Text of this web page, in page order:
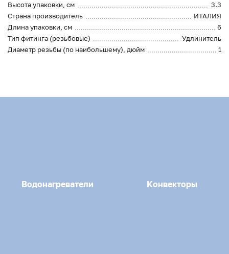
Высота упаковки, см
3.3
Страна производитель
ИТАЛИЯ
Длина упаковки, см
6
Тип фитинга (резьбовые)
Удлинитель
Диаметр резьбы (по наибольшему), дюйм
1
Водонагреватели Конвекторы